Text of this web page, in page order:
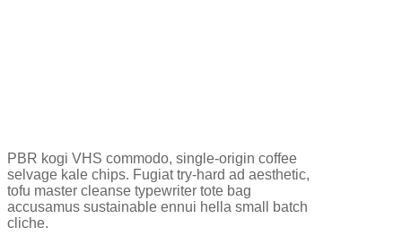
PBR kogi VHS commodo, single-origin coffee
selvage kale chips. Fugiat try-hard ad aesthetic,
tofu master cleanse typewriter tote bag
accusamus sustainable ennui hella small batch
cliche.